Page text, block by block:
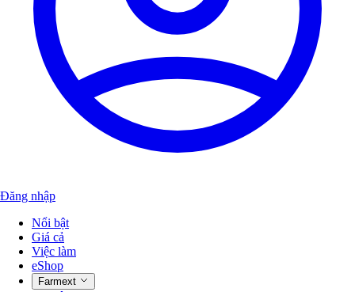
Đăng nhập
Nổi bật
Giá cả
Việc làm
eShop
Farmext